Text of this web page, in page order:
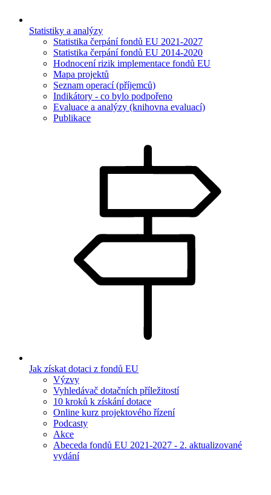
Statistiky a analýzy
Statistika čerpání fondů EU 2021-2027
Statistika čerpání fondů EU 2014-2020
Hodnocení rizik implementace fondů EU
Mapa projektů
Seznam operací (příjemců)
Indikátory - co bylo podpořeno
Evaluace a analýzy (knihovna evaluací)
Publikace
Jak získat dotaci z fondů EU
Výzvy
Vyhledávač dotačních příležitostí
10 kroků k získání dotace
Online kurz projektového řízení
Podcasty
Akce
Abeceda fondů EU 2021-2027 - 2. aktualizované
vydání